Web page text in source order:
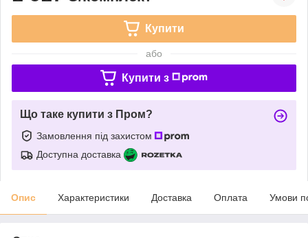
Купити
або
Купити з
Що таке купити з Пром?
Замовлення під захистом
Доступна доставка
Опис Характеристики Доставка Оплата Умови